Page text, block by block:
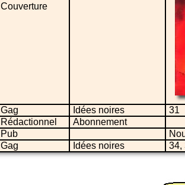
Couverture
Gag Idées noires
31
Rédactionnel
Abonnement
Pub
Gag Idées noires 34,